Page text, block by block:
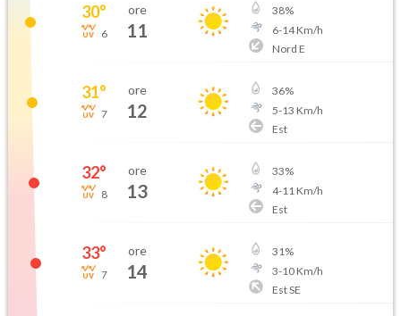
30°
6
ore
11
38%
6-14Km/h
Nord E
31°
7
ore
12
36%
5-13 Km/h
Est
32°
8
ore
13
33%
4-11 Km/h
Est
33°
7
ore
14
31%
3-10Km/h
Est SE